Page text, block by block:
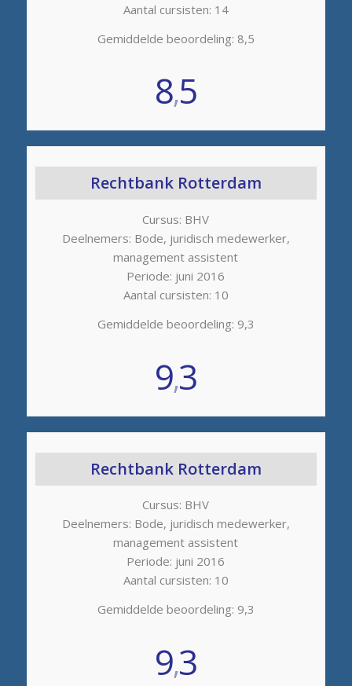
Aantal cursisten: 14
Gemiddelde beoordeling: 8,5
8,5
Rechtbank Rotterdam
Cursus: BHV
Deelnemers: Bode, juridisch medewerker,
management assistent
Periode: juni 2016
Aantal cursisten: 10
Gemiddelde beoordeling: 9,3
9,3
Rechtbank Rotterdam
Cursus: BHV
Deelnemers: Bode, juridisch medewerker,
management assistent
Periode: juni 2016
Aantal cursisten: 10
Gemiddelde beoordeling: 9,3
9,3